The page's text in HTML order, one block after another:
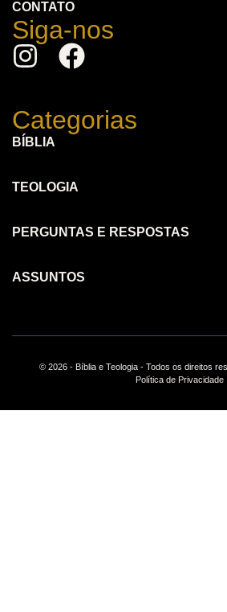
CONTATO
Siga-nos
Categorias
BÍBLIA
TEOLOGIA
PERGUNTAS E RESPOSTAS
ASSUNTOS
© 2026 - Bíblia e Teologia - Todos os direitos
Política de Privacidade